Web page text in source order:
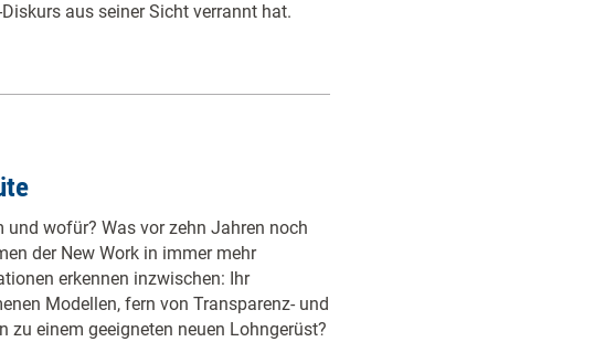
aus seiner Sicht verrannt hat.
wofür? Was vor zehn Jahren noch
der New Work in immer mehr
erkennen inzwischen: Ihr
Modellen, fern von Transparenz- und
zu einem geeigneten neuen Lohngerüst?